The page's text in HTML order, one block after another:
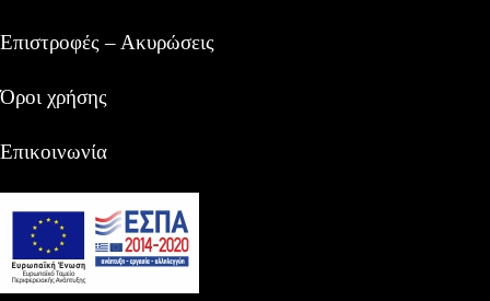
Επιστροφές – Ακυρώσεις
Όροι χρήσης
Επικοινωνία